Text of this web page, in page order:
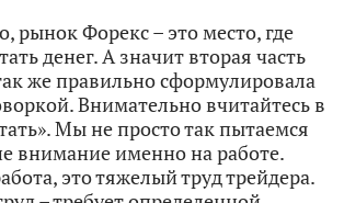
рынок Форекс – это место, где
денег. А значит вторая часть
же правильно сформулировала
Внимательно вчитайтесь в
Мы не просто так пытаемся
внимание именно на работе.
это тяжелый труд трейдера.